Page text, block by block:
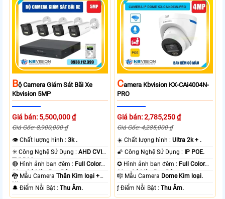
BỘ Camera Giám Sát Bãi Xe
Kbvision 5MP
Giá bán: 5,500,000 ₫
Giá Gốc: 8,900,000 ₫
👁 Chất lượng hình :3k .
✳️ Công Nghệ Sử Dụng :AHD CVI
TVI BCS.
🔴 Hình ảnh ban đêm : Full Color
80m Có Màu Ban Ðêm.
🐉️ Mẫu CameraThân Kim loại +
Nhựa.
️🔔 Điểm Nỗi Bật :Thu Âm.
CAmera Kbvision KX-CAi4004N-
PRO
Giá bán: 2,785,250 ₫
Giá Gốc: 4,285,000 ₫
☀️ Chất lượng hình :Ultra 2k + .
🌠 Công Nghệ Sử Dụng : IP POE.
✪ Hình ảnh ban đêm : Full Color
30m Có Màu Ban Ðêm.
🎼️ Mẫu Camera Dome Kim loại.
️ƒ Điểm Nỗi Bật :Thu Âm.